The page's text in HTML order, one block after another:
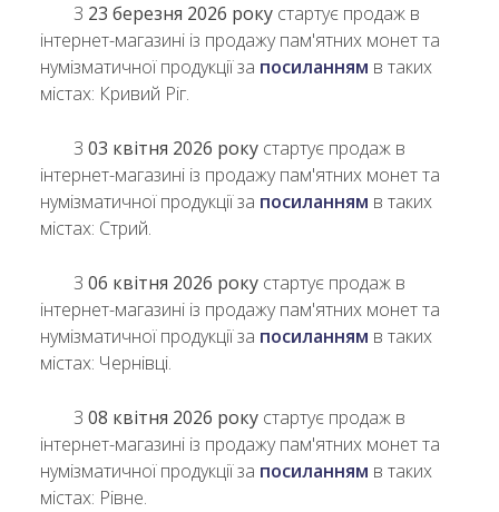
З 23 березня 2026 року стартує продаж в
інтернет-магазині із продажу пам'ятних монет та
нумізматичної продукції за посиланням в таких
містах: Кривий Ріг.
З 03 квітня 2026 року стартує продаж в
інтернет-магазині із продажу пам'ятних монет та
нумізматичної продукції за посиланням в таких
містах: Стрий.
З 06 квітня 2026 року стартує продаж в
інтернет-магазині із продажу пам'ятних монет та
нумізматичної продукції за посиланням в таких
містах: Чернівці.
З 08 квітня 2026 року стартує продаж в
інтернет-магазині із продажу пам'ятних монет та
нумізматичної продукції за посиланням в таких
містах: Рівне.